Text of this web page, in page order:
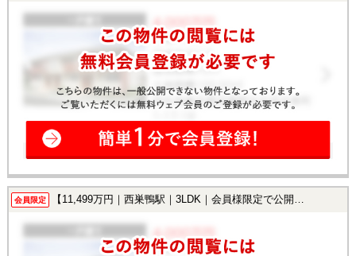
会員限定 【11,499万円｜西巣鴨駅｜3LDK｜会員様限定で公開中！】